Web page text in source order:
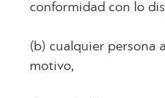
conformidad con lo
(b) cualquier persona
motivo,